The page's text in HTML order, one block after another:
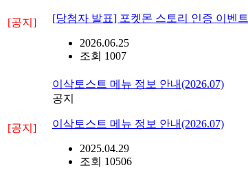
[공지] [당첨자 발표] 포켓몬 스토리 인증 이벤트
2026.06.25
조회 1007
[공지]
이삭토스트 메뉴 정보 안내(2026.07)
공지
이삭토스트 메뉴 정보 안내(2026.07)
2025.04.29
조회 10506